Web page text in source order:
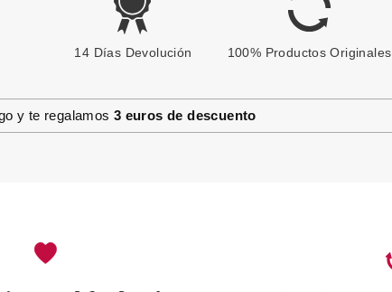
14 Días Devolución 100% Productos Originales
y te regalamos 3 euros de descuento